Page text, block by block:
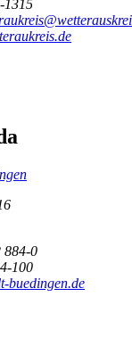
1315
884-0
100
buedingen.de